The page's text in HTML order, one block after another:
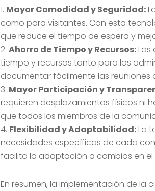
Mayor Comodidad y Seguridad:
como para visitantes. Con esta
que reduce el tiempo de espera y
Ahorro de Tiempo y Recursos:Las
tiempo y recursos tanto para los
documentar fácilmente las reuniones
Mayor Participación y
requieren desplazamientos físicos ni
que todos los miembros de la
Flexibilidad y Adaptabilidad:La
necesidades específicas de cada
facilita la adaptación a cambios en el
En resumen, la implementación de la